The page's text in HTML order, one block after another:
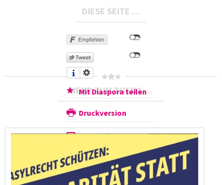
DIESE SEITE …
Mit Diaspora teilen
Druckversion
Als E-Mail
verschicken
MEHR ZUM THEMA …